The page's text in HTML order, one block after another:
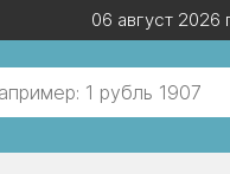
06 август 2026
06 август 2026